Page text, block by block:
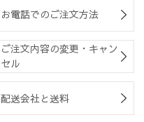
お電話でのご注文方法
ご注文内容の変更・キャン
セル
配送会社と送料